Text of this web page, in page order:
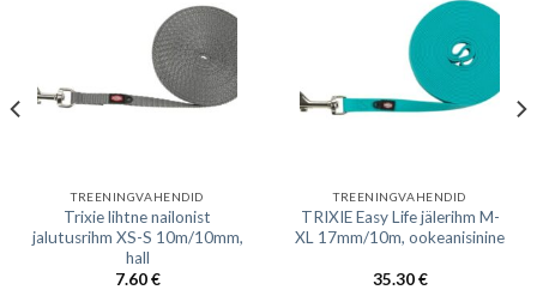
TREENINGVAHENDID
Trixie lihtne nailonist
jalutusrihm XS-S 10m/10mm,
hall
7.60€
TREENINGVAHENDID
TRIXIE Easy Life jälerihm M-
XL 17mm/10m, ookeanisinine
35.30€